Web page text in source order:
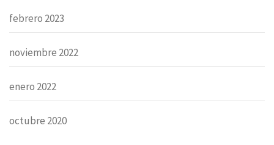
febrero 2023
noviembre 2022
enero 2022
octubre 2020